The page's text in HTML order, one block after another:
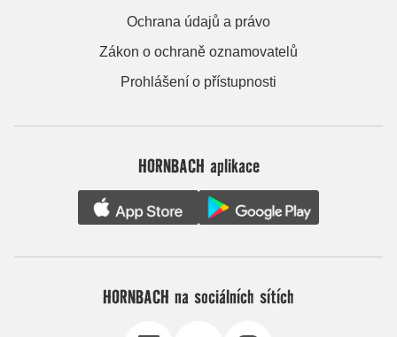
Ochrana údajů a právo
Zákon o ochraně oznamovatelů
Prohlášení o přístupnosti
HORNBACH aplikace
HORNBACH na sociálních sítích